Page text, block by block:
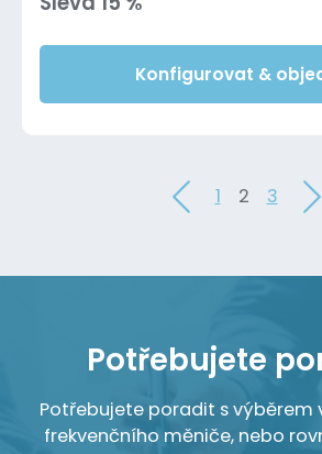
Konfigurovat &
1 2 3
Potřebujete
Potřebujete poradit s výběrem
frekvenčního měniče, nebo